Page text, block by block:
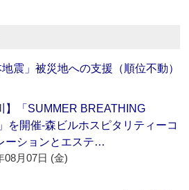
震」被災地への支援（順位不動）
】「SUMMER BREATHING
を開催‐森ビルホスピタリティーコ
ーションとエステ…
08月07日 (金)